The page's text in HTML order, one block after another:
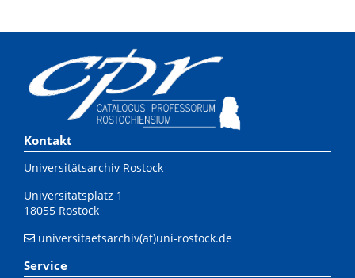
Kontakt
Universitätsarchiv Rostock
Universitätsplatz 1
18055 Rostock
universitaetsarchiv(at)uni-rostock.de
Service